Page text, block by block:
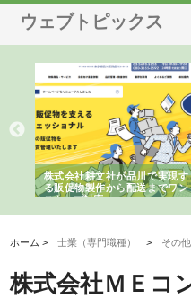
ウェブトピックス
株式会社耕文社が品川で実現す
る販促物製作から配送までワン
ストップ対応
ホーム >士業（専門職種） > その
株式会社ＭＥコ